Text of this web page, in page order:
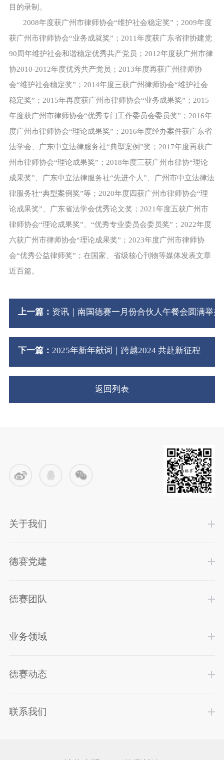
目的录制。
2008年度获广州市律师协会“维护社会稳定奖”；2009年度
获广州市律师协会“业务成就奖”；2011年度获广东省律协建党
90周年维护社会和谐稳定优秀共产党员；2012年度获广州市律
协2010-2012年度优秀共产党员；2013年度再获广州律师协
会“维护社会稳定奖”；2014年度三获广州律师协会“维护社会
稳定奖”；2015年再度获广州市律师协会“业务成果奖”；2015
年度获广州市律师协会“优秀专门工作委员会委员奖”；2016年
度广州市律师协会“理论成果奖”；2016年度经办案件获广东省
法学会、广东中立法律服务社“典型案例”奖；2017年度再获广
州市律师协会“理论成果奖”；2018年度三获广州市律协“理论
成果奖”、广东中立法律服务社“先进个人”、广州市中立法律法
律服务社“典型案例奖”等；2020年度四获广州市律师协会“理
论成果奖”、广东省法学会优秀论文奖；2021年度五获广州市
律师协会“理论成果奖”、“优秀专业委员会委员奖”；2022年度
六获广州市律师协会“理论成果奖”；2023年度广州市律师协
会“优秀公益律师奖”；在国家、省级核心刊物等媒体发表文章
近百篇。
上一篇： 资讯｜南国德赛一月份合伙人午餐会圆满举办
下一篇： 2025年新年献词｜跨越2024 共赴新征程
返回列表
关于我们
德赛党建
德赛团队
业务领域
德赛动态
联系我们